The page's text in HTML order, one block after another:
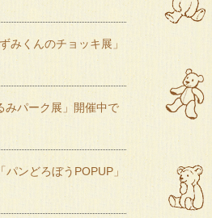
みくんのチョッキ展」
みパーク展」開催中で
ンどろぼうPOPUP」